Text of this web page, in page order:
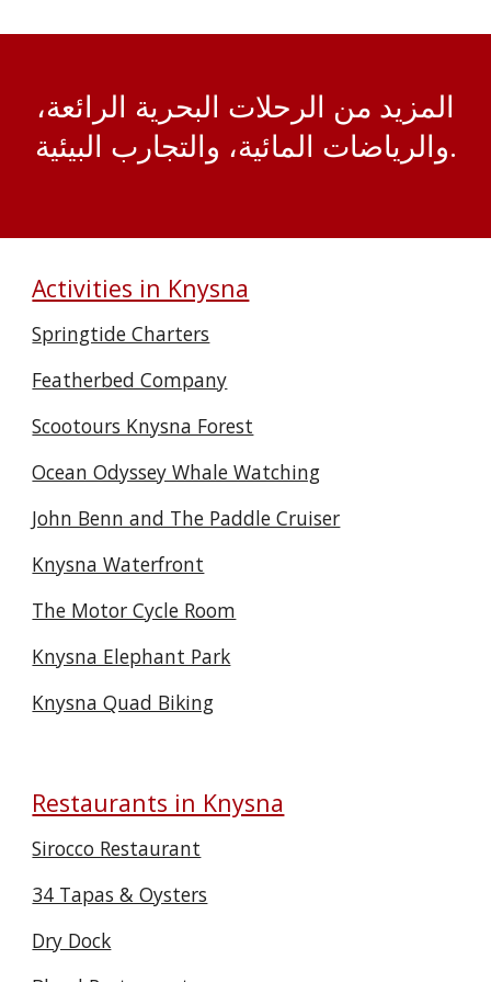
المزيد من الرحلات البحرية الرائعة،
والرياضات المائية، والتجارب البيئية.
Activities in Knysna
Springtide Charters
Featherbed Company
Scootours Knysna Forest
Ocean Odyssey Whale Watching
John Benn and The Paddle Cruiser
Knysna Waterfront
The Motor Cycle Room
Knysna Elephant Park
Knysna Quad Biking
Restaurants in Knysna
Sirocco Restaurant
34 Tapas & Oysters
Dry Dock